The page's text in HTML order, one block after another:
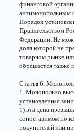
финансовой
антимонопольным
Порядок
Правительством
Федерации. Не
доля которой не
товарном рынке
обращается также
Статья 6.
1. Монопольно
установленная
1) эта цена
сопоставимом по
покупателей или